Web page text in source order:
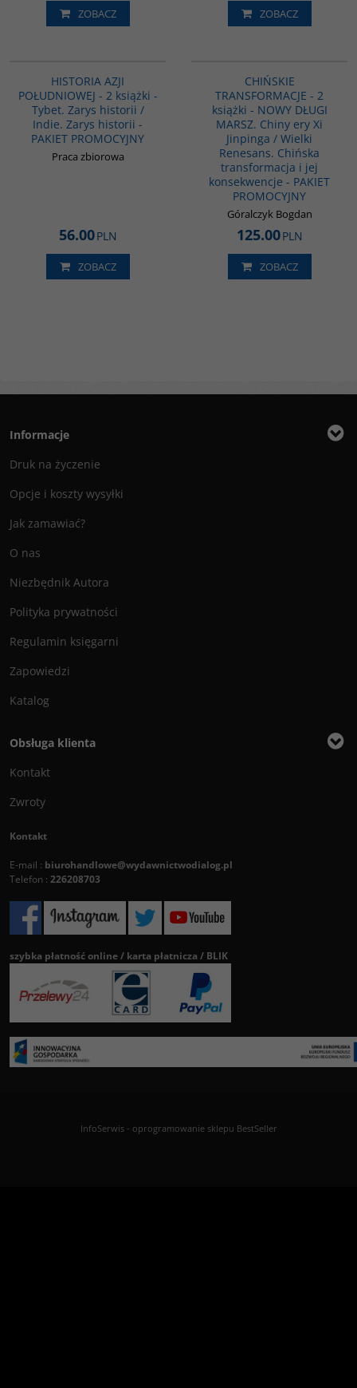
ZOBACZ ZOBACZ
HISTORIA AZJI
POŁUDNIOWEJ - 2 książki -
Tybet. Zarys historii /
Indie. Zarys historii -
PAKIET PROMOCYJNY
Praca zbiorowa
56.00PLN
ZOBACZ
CHIŃSKIE
TRANSFORMACJE - 2
książki - NOWY DŁUGI
MARSZ. Chiny ery Xi
Jinpinga / Wielki
Renesans. Chińska
transformacja i jej
konsekwencje - PAKIET
PROMOCYJNY
Góralczyk Bogdan
125.00PLN
ZOBACZ
Informacje
Druk na życzenie
Opcje i koszty wysyłki
Jak zamawiać?
O nas
Niezbędnik Autora
Polityka prywatności
Regulamin księgarni
Zapowiedzi
Katalog
Obsługa klienta
Kontakt
Zwroty
Kontakt
E-mail : biurohandlowe@wydawnictwodialog.pl
Telefon : 226208703
szybka płatność online / karta płatnicza / BLIK
InfoSerwis- oprogramowanie sklepu BestSeller